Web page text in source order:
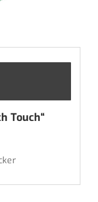
Touch“